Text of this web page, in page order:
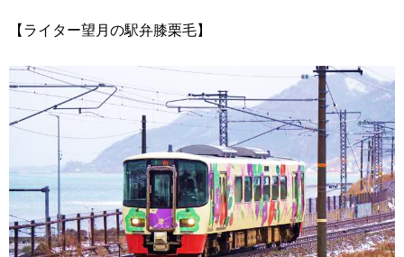
【ライター望月の駅弁膝栗毛】